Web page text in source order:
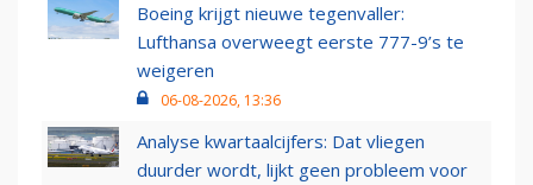
Boeing krijgt nieuwe tegenvaller:
Lufthansa overweegt eerste 777-9’s te
weigeren
06-08-2026, 13:36
Analyse kwartaalcijfers: Dat vliegen
duurder wordt, lijkt geen probleem voor